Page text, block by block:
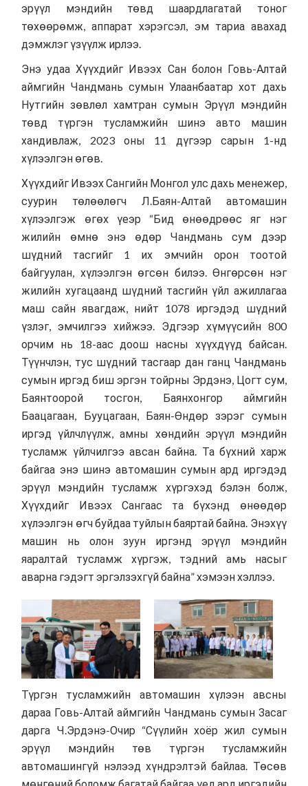
эрүүл мэндийн төвд шаардлагатай тоног
төхөөрөмж, аппарат хэрэгсэл, эм тариа авахад
дэмжлэг үзүүлж ирлээ.
Энэ удаа Хүүхдийг Ивээх Сан болон Говь-Алтай
аймгийн Чандмань сумын Улаанбаатар хот дахь
Нутгийн зөвлөл хамтран сумын Эрүүл мэндийн
төвд түргэн тусламжийн шинэ авто машин
хандивлаж, 2023 оны 11 дүгээр сарын 1-нд
хүлээлгэн өгөв.
Хүүхдийг Ивээх Сангийн Монгол улс дахь менежер,
суурин төлөөлөгч Л.Баян-Алтай автомашин
хүлээлгэж өгөх үеэр “Бид өнөөдрөөс яг нэг
жилийн өмнө энэ өдөр Чандмань сум дээр
шүдний тасгийг 1 их эмчийн орон тоотой
байгуулан, хүлээлгэн өгсөн билээ. Өнгөрсөн нэг
жилийн хугацаанд шүдний тасгийн үйл ажиллагаа
маш сайн явагдаж, нийт 1078 иргэдэд шүдний
үзлэг, эмчилгээ хийжээ. Эдгээр хүмүүсийн 800
орчим нь 18-аас доош насны хүүхдүүд байсан.
Түүнчлэн, тус шүдний тасгаар дан ганц Чандмань
сумын иргэд биш эргэн тойрны Эрдэнэ, Цогт сум,
Баянтоорой тосгон, Баянхонгор аймгийн
Баацагаан, Бууцагаан, Баян-Өндөр зэрэг сумын
иргэд үйлчлүүлж, амны хөндийн эрүүл мэндийн
тусламж үйлчилгээ авсан байна. Та бүхний харж
байгаа энэ шинэ автомашин сумын ард иргэдэд
эрүүл мэндийн тусламж хүргэхэд бэлэн болж,
Хүүхдийг Ивээх Сангаас та бүхэнд өнөөдөр
хүлээлгэн өгч буйдаа туйлын баяртай байна. Энэхүү
машин нь олон зуун иргэнд эрүүл мэндийн
яаралтай тусламж хүргэж, тэдний амь насыг
аварна гэдэгт эргэлзэхгүй байна” хэмээн хэллээ.
Түргэн тусламжийн автомашин хүлээн авсны
дараа Говь-Алтай аймгийн Чандмань сумын Засаг
дарга Ч.Эрдэнэ-Очир “Сүүлийн хоёр жил сумын
эрүүл мэндийн төв түргэн тусламжийн
автомашингүй нэлээд хүндрэлтэй байлаа. Төсөв